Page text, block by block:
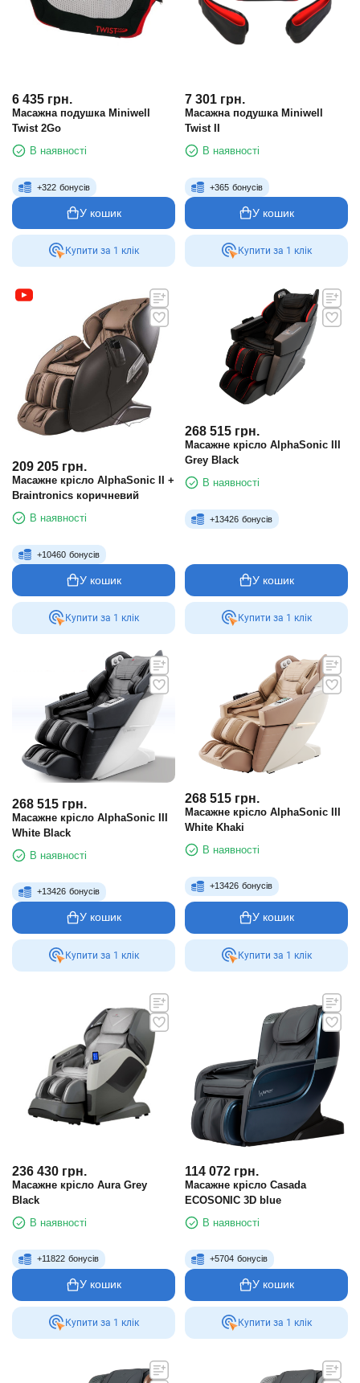
6 435 грн.
Масажна подушка Miniwell
Twist 2Go
В наявності
+322 бонусів
У кошик
Купити за 1 клiк
7 301 грн.
Масажна подушка Miniwell
Twist II
В наявності
+365 бонусів
У кошик
Купити за 1 клiк
209 205 грн.
Масажне крісло AlphaSonic II +
Braintronics коричневий
В наявності
+10460 бонусів
У кошик
Купити за 1 клiк
268 515 грн.
Масажне крісло AlphaSonic III
Grey Black
В наявності
+13426 бонусів
У кошик
Купити за 1 клiк
268 515 грн.
Масажне крісло AlphaSonic III
White Black
В наявності
+13426 бонусів
У кошик
Купити за 1 клiк
268 515 грн.
Масажне крісло AlphaSonic III
White Khaki
В наявності
+13426 бонусів
У кошик
Купити за 1 клiк
236 430 грн.
Масажне крісло Aura Grey
Black
В наявності
+11822 бонусів
У кошик
Купити за 1 клiк
114 072 грн.
Масажне крісло Casada
ECOSONIC 3D blue
В наявності
+5704 бонусів
У кошик
Купити за 1 клiк